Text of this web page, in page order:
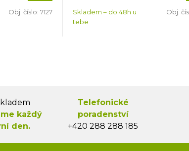
Obj. číslo: 7127
Skladem – do 48h u
tebe
Obj.
každý
den.
Telefonické
poradenství
+420 288 288 185